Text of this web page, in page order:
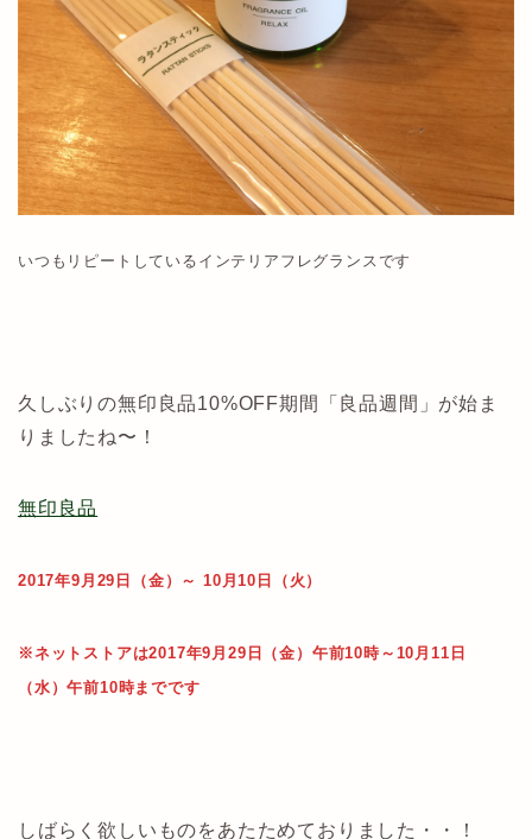
いつもリピートしているインテリアフレグランスです
久しぶりの無印良品10%OFF期間「良品週間」が始ま
りましたね〜！
無印良品
2017年9月29日（金）～ 10月10日（火）
※ネットストアは2017年9月29日（金）午前10時～10月11日
（水）午前10時までです
しばらく欲しいものをあたためておりました・・！